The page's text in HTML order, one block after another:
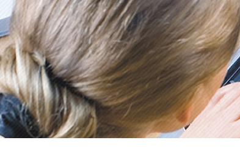
Вакансии
Политика в отношении обработки
Согласие на обработку персональных